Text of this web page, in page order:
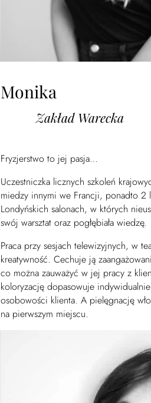
Monika
Zakład Warecka
Fryzjerstwo to jej pasja…
Uczestniczka licznych szkoleń
miedzy innymi we Francji, ponadto 2
Londyńskich salonach, w których
swój warsztat oraz pogłębiała wiedzę.
Praca przy sesjach telewizyjnych, w
kreatywność. Cechuje ją
co można zauważyć w jej pracy z
koloryzację dopasowuje
osobowości klienta. A pielęgnację
na pierwszym miejscu.